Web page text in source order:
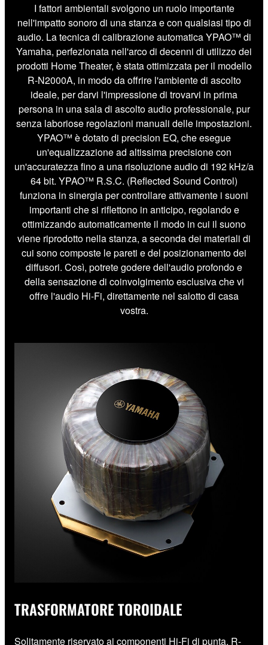
I fattori ambientali svolgono un ruolo importante
nell'impatto sonoro di una stanza e con qualsiasi tipo di
audio. La tecnica di calibrazione automatica YPAO™ di
Yamaha, perfezionata nell'arco di decenni di utilizzo dei
prodotti Home Theater, è stata ottimizzata per il modello
R-N2000A, in modo da offrire l'ambiente di ascolto
ideale, per darvi l'impressione di trovarvi in prima
persona in una sala di ascolto audio professionale, pur
senza laboriose regolazioni manuali delle impostazioni.
YPAO™ è dotato di precision EQ, che esegue
un'equalizzazione ad altissima precisione con
un'accuratezza fino a una risoluzione audio di 192 kHz/a
64 bit. YPAO™ R.S.C. (Reflected Sound Control)
funziona in sinergia per controllare attivamente i suoni
importanti che si riflettono in anticipo, regolando e
ottimizzando automaticamente il modo in cui il suono
viene riprodotto nella stanza, a seconda dei materiali di
cui sono composte le pareti e del posizionamento dei
diffusori. Così, potrete godere dell'audio profondo e
della sensazione di coinvolgimento esclusiva che vi
offre l'audio Hi-Fi, direttamente nel salotto di casa
vostra.
TRASFORMATORE TOROIDALE
Solitamente riservato ai componenti Hi-Fi di punta, R-